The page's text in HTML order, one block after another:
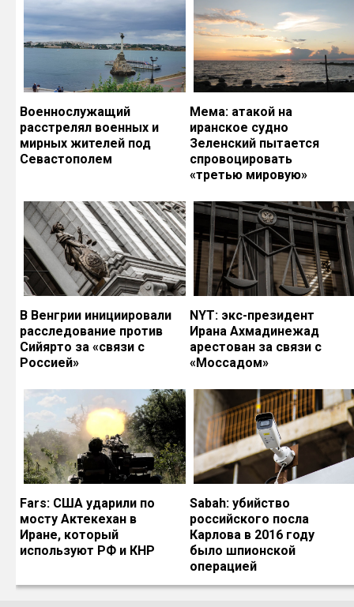
Военнослужащий
расстрелял военных и
мирных жителей под
Севастополем
Мема: атакой на
иранское судно
Зеленский пытается
спровоцировать
«третью мировую»
В Венгрии инициировали
расследование против
Сийярто за «связи с
Россией»
NYT: экс-президент
Ирана Ахмадинежад
арестован за связи с
«Моссадом»
Fars: США ударили по
мосту Актекехан в
Иране, который
используют РФ и КНР
Sabah: убийство
российского посла
Карлова в 2016 году
было шпионской
операцией